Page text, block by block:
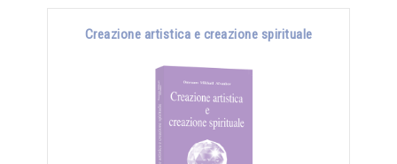
Creazione artistica e creazione spirituale